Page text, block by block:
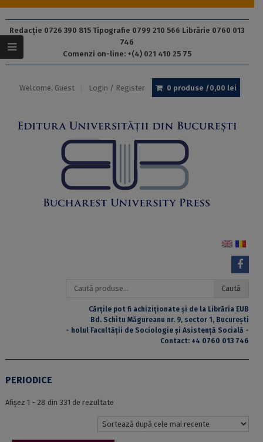
Redacție 0726 390 815 Tipografie 0799 210 566 Librărie 0760 013
746
Comenzi on-line: +(4) 021 410 25 75
Welcome, Guest Login / Register 0 produse /0,00 lei
Caută
Caută
Cărțile pot fi achiziționate și de la Librăria EUB
Bd. Schitu Măgureanu nr. 9, sector 1, București
- holul Facultății de Sociologie și Asistență Socială -
Contact: +4 0760 013 746
PERIODICE
Afișez 1 - 28 din 331 de rezultateSortat
cele